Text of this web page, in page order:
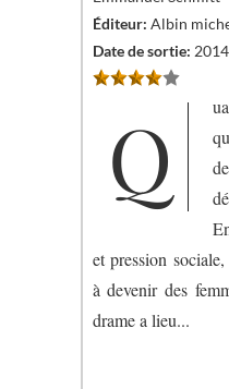
Éditeur: Albin
Date de sortie: 2014
Q
et pression
à devenir des
drame a lieu...